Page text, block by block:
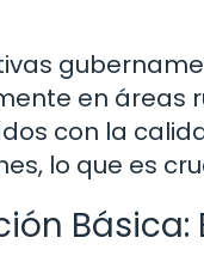
en áreas
con la
lo que es